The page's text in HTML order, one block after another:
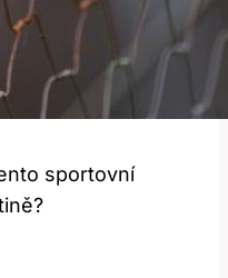
sportovní